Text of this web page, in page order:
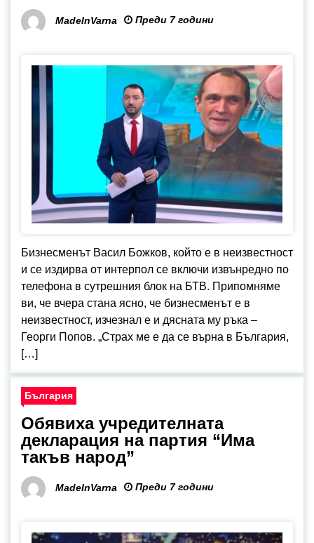
MadeInVarna Преди 7 години
Бизнесменът Васил Божков, който е в неизвестност
и се издирва от интерпол се включи извънредно по
телефона в сутрешния блок на БТВ. Припомняме
ви, че вчера стана ясно, че бизнесменът е в
неизвестност, изчезнал е и дясната му ръка –
Георги Попов. „Страх ме е да се върна в България,
[…]
България
Обявиха учредителната
декларация на партия “Има
такъв народ”
MadeInVarna Преди 7 години